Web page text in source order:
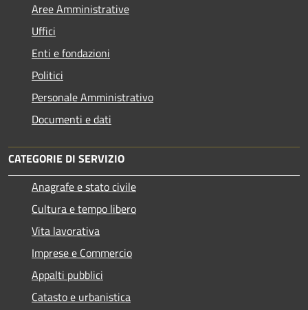
Aree Amministrative
Uffici
Enti e fondazioni
Politici
Personale Amministrativo
Documenti e dati
CATEGORIE DI SERVIZIO
Anagrafe e stato civile
Cultura e tempo libero
Vita lavorativa
Imprese e Commercio
Appalti pubblici
Catasto e urbanistica